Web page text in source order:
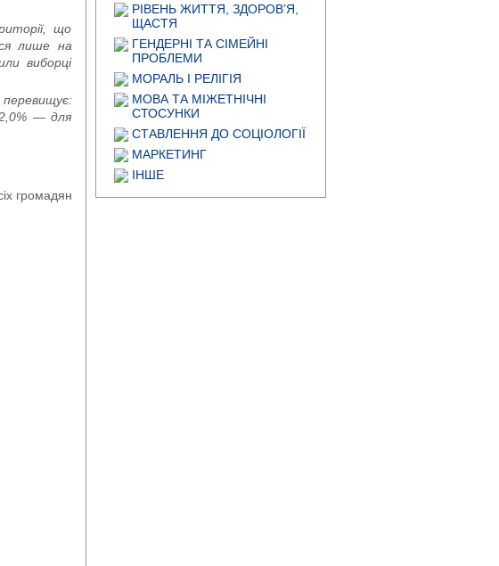
що
лише на
виборці
2,0% — для
громадян
РІВЕНЬ ЖИТТЯ, ЗДОРОВ’Я,
ЩАСТЯ
ГЕНДЕРНІ ТА СІМЕЙНІ
ПРОБЛЕМИ
МОРАЛЬ І РЕЛІГІЯ
МОВА ТА МІЖЕТНІЧНІ
СТОСУНКИ
СТАВЛЕННЯ ДО СОЦІОЛОГІЇ
МАРКЕТИНГ
ІНШЕ